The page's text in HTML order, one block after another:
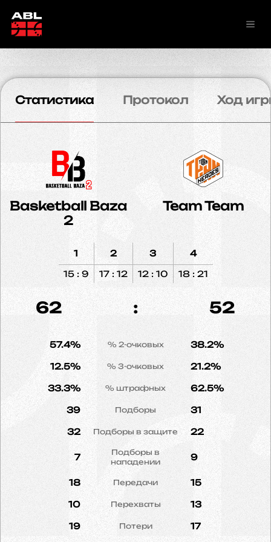
Статистика Протокол Ход
Basketball Baza
2
Team Team
1
15 : 9
2
17 : 12
3
12 : 10
4
18 : 21
62 : 52
57.4% % 2-очковых 38.2%
12.5% % 3-очковых 21.2%
33.3% % штрафных 62.5%
39 Подборы 31
32 Подборы в защите 22
7
Подборы в
нападении
9
18 Передачи 15
10 Перехваты 13
19 Потери 17